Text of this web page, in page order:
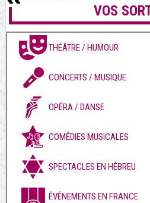
VOS
THÉÂTRE / HUMOUR
CONCERTS / MUSIQUE
OPÉRA / DANSE
COMÉDIES MUSICALES
SPECTACLES EN HÉBREU
ÉVÉNEMENTS EN FRANCE